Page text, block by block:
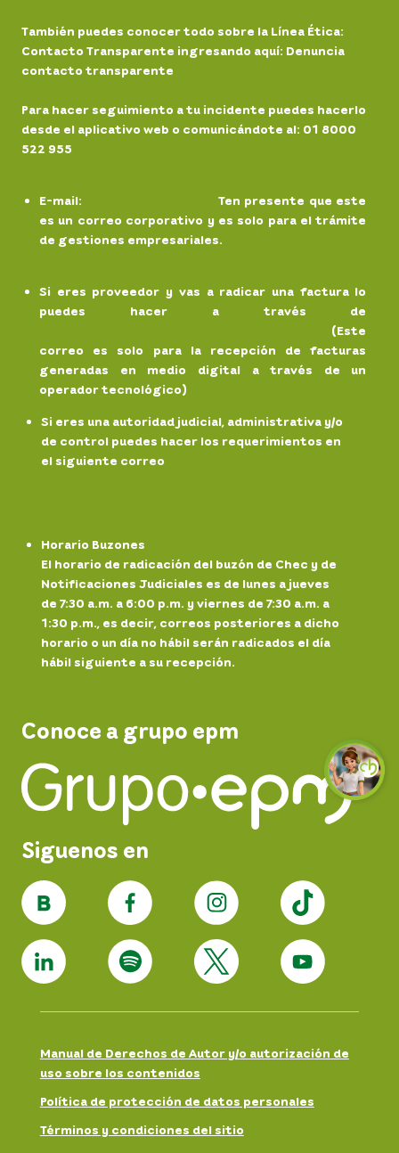
También puedes conocer todo sobre la Línea Ética:
Contacto Transparente ingresando aquí: Denuncia
contacto transparente
Para hacer seguimiento a tu incidente puedes hacerlo
desde el aplicativo web o comunicándote al: 01 8000
522 955
E-mail:
Ten presente que este
es un correo corporativo y es solo para el trámite
de gestiones empresariales.
Si eres proveedor y vas a radicar una factura lo
puedes hacer a través de
(Este
correo es solo para la recepción de facturas
generadas en medio digital a través de un
operador tecnológico)
Si eres una autoridad judicial, administrativa y/o
de control puedes hacer los requerimientos en
el siguiente correo
Horario Buzones
El horario de radicación del buzón de Chec y de
Notificaciones Judiciales es de lunes a jueves
de 7:30 a.m. a 6:00 p.m. y viernes de 7:30 a.m. a
1:30 p.m., es decir, correos posteriores a dicho
horario o un día no hábil serán radicados el día
hábil siguiente a su recepción.
Conoce a grupo epm
Siguenos en
Manual de Derechos de Autor y/o autorización de
uso sobre los contenidos
Política de protección de datos personales
Términos y condiciones del sitio